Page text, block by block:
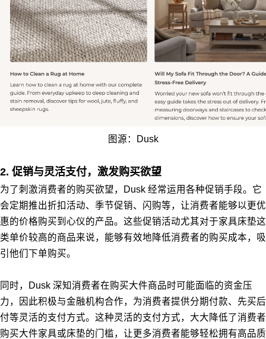
图源：Dusk
2. 促销与灵活支付，激发购买欲望
为了刺激消费者的购买欲望，Dusk 经常运用各种促销手段。它
会定期推出折扣活动、季节促销、闪购等，让消费者能够以更优
惠的价格购买到心仪的产品。这些促销活动尤其对于家具床垫这
类单价较高的商品来说，能够有效地降低消费者的购买成本，吸
引他们下单购买。
同时，Dusk 深知消费者在购买大件商品时可能面临的资金压
力，因此积极与金融机构合作，为消费者提供分期付款、先买后
付等灵活的支付方式。这种灵活的支付方式，大大降低了消费者
购买大件家具或床垫的门槛，让更多消费者能够轻松拥有高品质